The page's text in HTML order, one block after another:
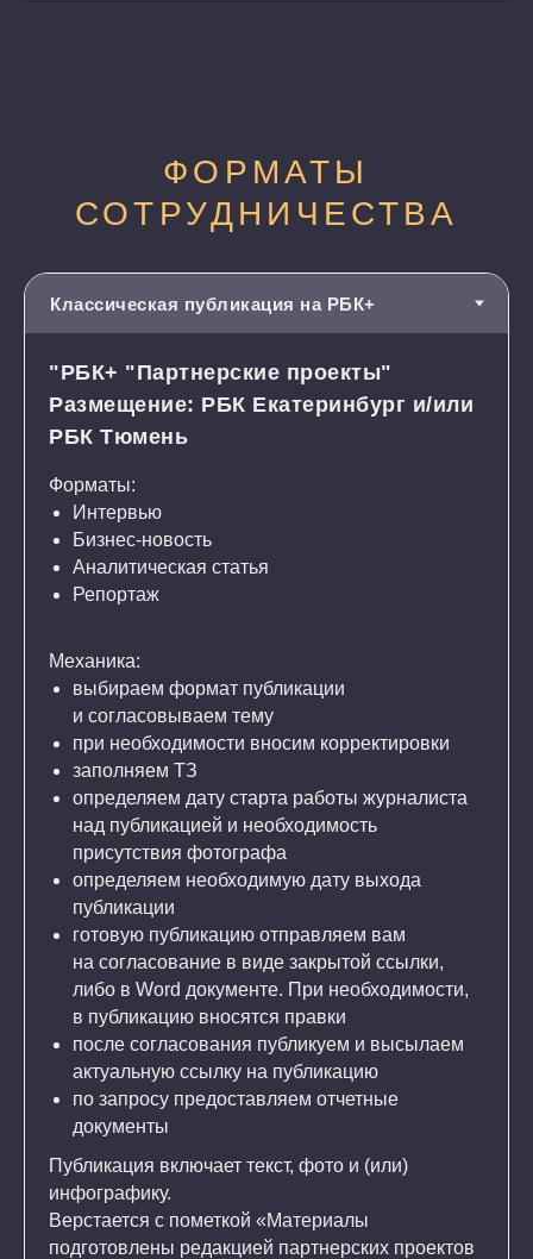
"РБК+ "Партнерские проекты"
Размещение: РБК Екатеринбург и/или
РБК Тюмень
Форматы:
Интервью
Бизнес-новость
Аналитическая статья
Репортаж
Механика:
выбираем формат публикации
и согласовываем тему
при необходимости вносим корректировки
заполняем ТЗ
определяем дату старта работы журналиста
над публикацией и необходимость
присутствия фотографа
определяем необходимую дату выхода
публикации
готовую публикацию отправляем вам
на согласование в виде закрытой ссылки,
либо в Word документе. При необходимости,
в публикацию вносятся правки
после согласования публикуем и высылаем
актуальную ссылку на публикацию
по запросу предоставляем отчетные
документы
Публикация включает текст, фото и (или)
инфографику.
Верстается с пометкой «Материалы
подготовлены редакцией партнерских проектов